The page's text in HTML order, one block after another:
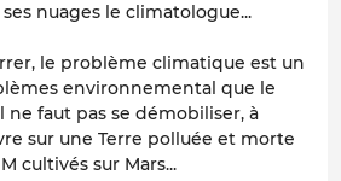
nuages le climatologue...
le problème climatique est un
environnemental que le
faut pas se démobiliser, à
sur une Terre polluée et morte
cultivés sur Mars...